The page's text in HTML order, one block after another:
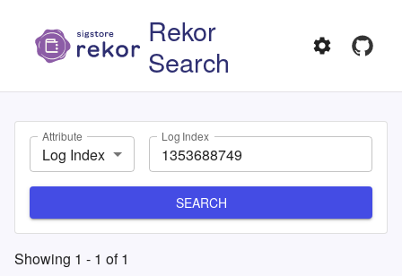
Rekor
Search
Attribute
Log Index
Log Index
SEARCH
Showing 1 - 1 of1